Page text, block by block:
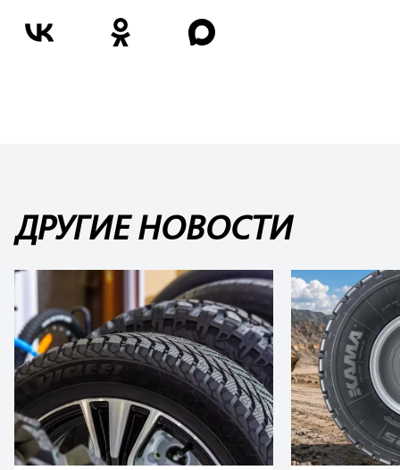
ДРУГИЕ НОВОСТИ